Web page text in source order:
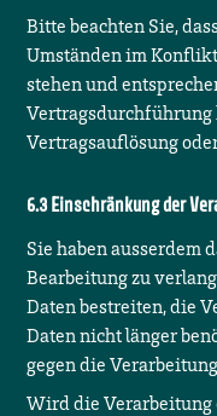
Bitte beachten Sie,
Umständen im
stehen und
Vertragsdurchführung
Vertragsauflösung
Einschränkung der
Sie haben ausserdem
Bearbeitung zu
Daten bestreiten, die
Daten nicht länger
gegen die
Wird die Verarbeitung